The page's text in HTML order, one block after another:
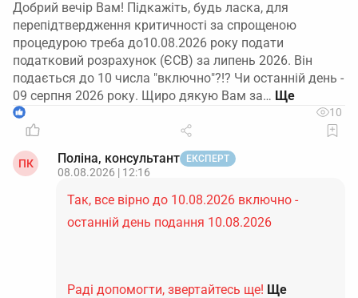
Добрий вечір Вам! Підкажіть, будь ласка, для
перепідтвердження критичності за спрощеною
процедурою треба до10.08.2026 року подати
податковий розрахунок (ЄСВ) за липень 2026. Він
подається до 10 числа "включно"?!? Чи останній день -
09 серпня 2026 року. Щиро дякую Вам за…
1 10
ПК Поліна, консультант ЕКСПЕРТ
08.08.2026 | 12:16
Так, все вірно до 10.08.2026 включно -
останній день подання 10.08.2026
Раді допомогти, звертайтесь ще! Ще